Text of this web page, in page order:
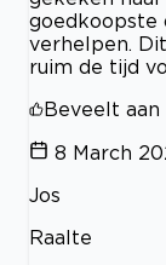
goedkoopste
verhelpen.
ruim de tijd
Beveelt aan
8 March
Jos
Raalte